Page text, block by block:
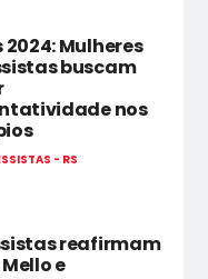
2024: Mulheres
buscam
nos
- RS
reafirmam
e